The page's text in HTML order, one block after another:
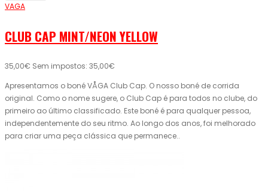
VAGA
CLUB CAP MINT/NEON YELLOW
35,00€ Sem impostos: 35,00€
Apresentamos o boné VÅGA Club Cap. O nosso boné de corrida
original. Como o nome sugere, o Club Cap é para todos no clube, do
primeiro ao último classificado. Este boné é para qualquer pessoa,
independentemente do seu ritmo. Ao longo dos anos, foi melhorado
para criar uma peça clássica que permanece..